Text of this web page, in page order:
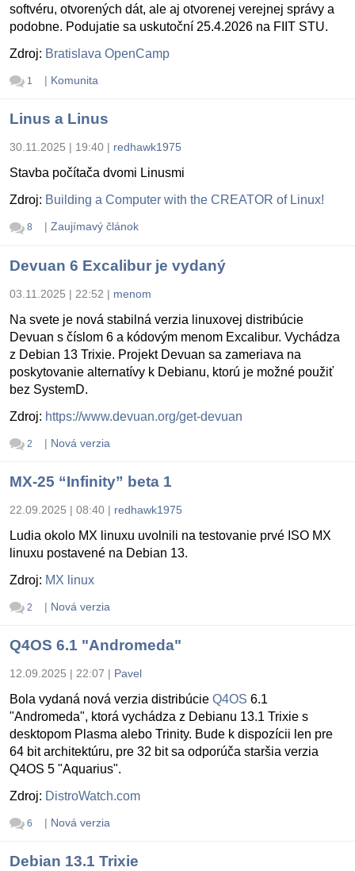
softvéru, otvorených dát, ale aj otvorenej verejnej správy a
podobne. Podujatie sa uskutoční 25.4.2026 na FIIT STU.
Zdroj: Bratislava OpenCamp
1 | Komunita
Linus a Linus
30.11.2025 | 19:40 | redhawk1975
Stavba počítača dvomi Linusmi
Zdroj: Building a Computer with the CREATOR of Linux!
8 | Zaujímavý článok
Devuan 6 Excalibur je vydaný
03.11.2025 | 22:52 | menom
Na svete je nová stabilná verzia linuxovej distribúcie
Devuan s číslom 6 a kódovým menom Excalibur. Vychádza
z Debian 13 Trixie. Projekt Devuan sa zameriava na
poskytovanie alternatívy k Debianu, ktorú je možné použiť
bez SystemD.
Zdroj: https://www.devuan.org/get-devuan
2 | Nová verzia
MX-25 “Infinity” beta 1
22.09.2025 | 08:40 | redhawk1975
Ludia okolo MX linuxu uvolnili na testovanie prvé ISO MX
linuxu postavené na Debian 13.
Zdroj: MX linux
2 | Nová verzia
Q4OS 6.1 "Andromeda"
12.09.2025 | 22:07 | Pavel
Bola vydaná nová verzia distribúcie Q4OS 6.1
"Andromeda", ktorá vychádza z Debianu 13.1 Trixie s
desktopom Plasma alebo Trinity. Bude k dispozícii len pre
64 bit architektúru, pre 32 bit sa odporúča staršia verzia
Q4OS 5 "Aquarius".
Zdroj: DistroWatch.com
6 | Nová verzia
Debian 13.1 Trixie